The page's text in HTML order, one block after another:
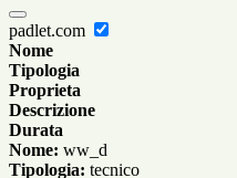
padlet.com
Nome
Tipologia
Proprieta
Descrizione
Durata
Nome: ww_d
Tipologia: tecnico